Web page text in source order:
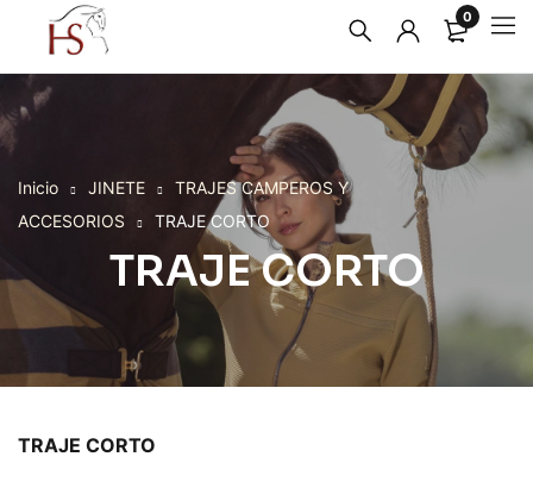
0
TRAJE CORTO
Inicio JINETE
TRAJES CAMPEROS Y
ACCESORIOS
TRAJE CORTO
TRAJE CORTO